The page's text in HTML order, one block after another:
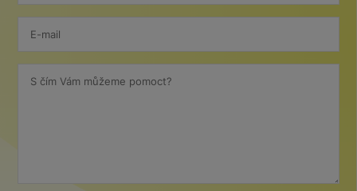
E-mail
S čím Vám můžeme pomoct?